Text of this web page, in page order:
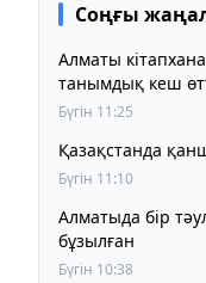
Соңғы
Алматы
танымдық кеш
Бүгін 11:25
Қазақстанда
Бүгін 11:10
Алматыда бір
бұзылған
Бүгін 10:38